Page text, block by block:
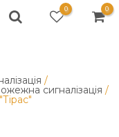
0 0
/
сигналізація /